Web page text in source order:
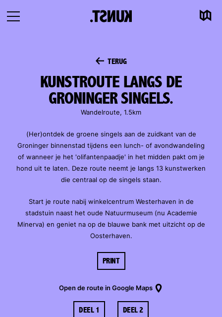
Naar
Navigatie
Kaart
TERUG
KUNSTROUTE LANGS DE
GRONINGER SINGELS.
Wandelroute, 1.5km
(Her)ontdek de groene singels aan de zuidkant van de
Groninger binnenstad tijdens een lunch- of avondwandeling
of wanneer je het 'olifantenpaadje' in het midden pakt om je
hond uit te laten. Deze route neemt je langs 13 kunstwerken
die centraal op de singels staan.
Start je route nabij winkelcentrum Westerhaven in de
stadstuin naast het oude Natuurmuseum (nu Academie
Minerva) en geniet na op de blauwe bank met uitzicht op de
Oosterhaven.
PRINT
Open de route in Google Maps
DEEL 1 DEEL 2